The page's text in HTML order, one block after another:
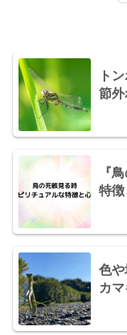
ト
節
『
特徴
色
カ